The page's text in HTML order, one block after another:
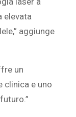
elevata
aggiunge
un
clinica e uno